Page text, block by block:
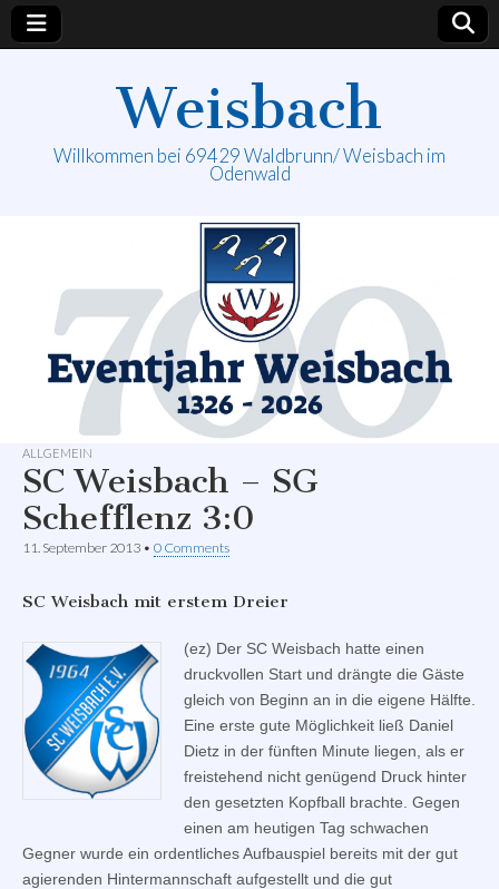
Weisbach
Willkommen bei 69429 Waldbrunn/ Weisbach im
Odenwald
ALLGEMEIN
SC Weisbach – SG
Schefflenz 3:0
11. September 2013 • 0 Comments
SC Weisbach mit erstem Dreier
(ez) Der SC Weisbach hatte einen
druckvollen Start und drängte die Gäste
gleich von Beginn an in die eigene Hälfte.
Eine erste gute Möglichkeit ließ Daniel
Dietz in der fünften Minute liegen, als er
freistehend nicht genügend Druck hinter
den gesetzten Kopfball brachte. Gegen
einen am heutigen Tag schwachen
Gegner wurde ein ordentliches Aufbauspiel bereits mit der gut
agierenden Hintermannschaft aufgestellt und die gut